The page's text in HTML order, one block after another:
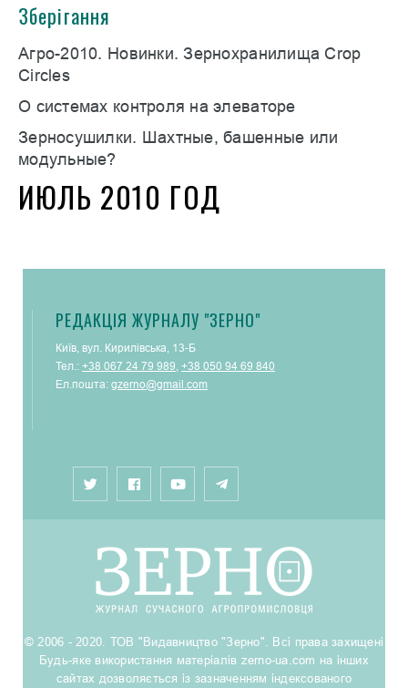
Зберігання
Агро-2010. Новинки. Зернохранилища Crop
Circles
О системах контроля на элеваторе
Зерносушилки. Шахтные, башенные или
модульные?
ИЮЛЬ 2010 ГОД
РЕДАКЦІЯ ЖУРНАЛУ "ЗЕРНО"
Київ, вул. Кирилівська, 13-Б
Тел.: +38 067 24 79 989, +38 050 94 69 840
Ел.пошта: gzerno@gmail.com
© 2006 - 2020. ТОВ "Видавництво "Зерно". Всі права захищені
Будь-яке використання матеріалів zerno-ua.com на інших
сайтах дозволяється із зазначенням індексованого